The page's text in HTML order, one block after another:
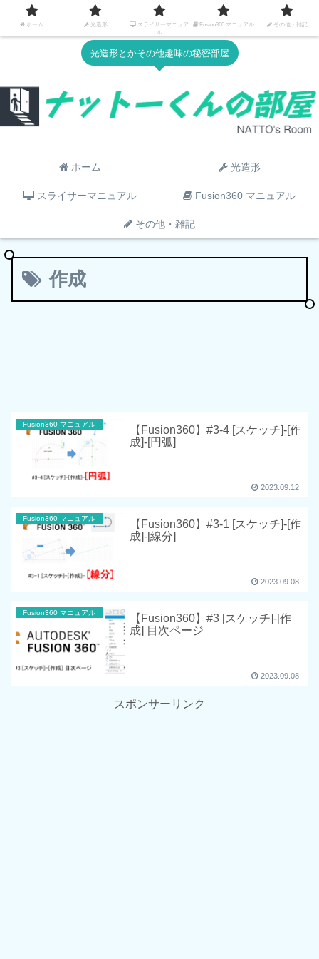
光造形とかその他趣味の秘密部屋
ホーム 光造形
スライサーマニュアル Fusion360 マニュアル
その他・雑記
作成
Fusion360 マニュアル
【Fusion360】#3-4 [スケッチ]-[作
成]-[円弧]
2023.09.12
Fusion360 マニュアル
【Fusion360】#3-1 [スケッチ]-[作
成]-[線分]
2023.09.08
Fusion360 マニュアル
【Fusion360】#3 [スケッチ]-[作
成] 目次ページ
2023.09.08
スポンサーリンク
ホーム 光造形
スライサーマニュア
ル
Fusion360 マニュアル その他・雑記